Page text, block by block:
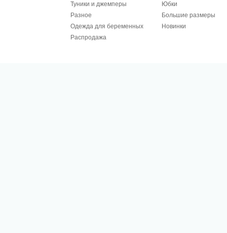
Туники и джемперы
Юбки
Разное
Большие размеры
Одежда для беременных
Новинки
Распродажа